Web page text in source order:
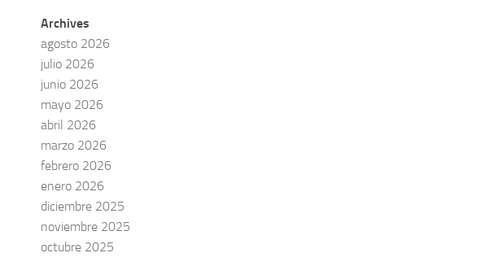
Archives
agosto 2026
julio 2026
junio 2026
mayo 2026
abril 2026
marzo 2026
febrero 2026
enero 2026
diciembre 2025
noviembre 2025
octubre 2025